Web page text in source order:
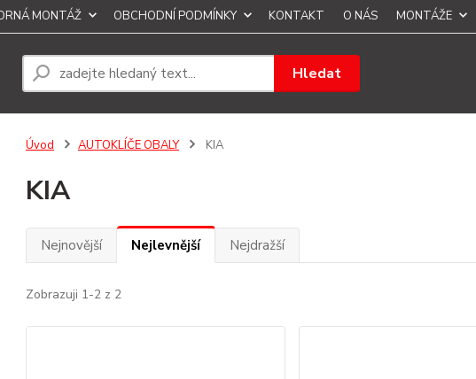
MONTÁŽ OBCHODNÍ PODMÍNKY KONTAKT O NÁS MONTÁŽE
Hledat
Úvod AUTOKLÍČE OBALY KIA
KIA
Nejnovější Nejlevnější Nejdražší
Zobrazuji 1-2 z 2